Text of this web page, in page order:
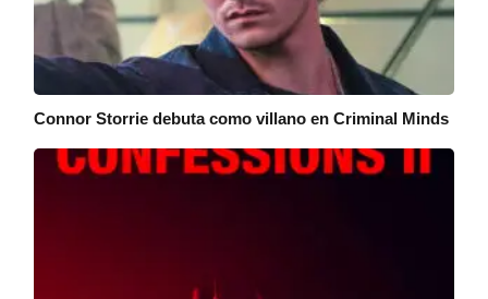
Connor Storrie debuta como villano en Criminal Minds